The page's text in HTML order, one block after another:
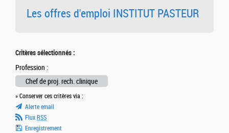
Les offres d'emploi INSTITUT PASTEUR
Critères sélectionnés :
Profession :
Chef de proj. rech. clinique
» Conserver ces critères via :
Alerte email
Flux RSS
Enregistrement